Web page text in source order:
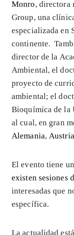
Monro, directora
Group, una
especializada en
continente.
director de la
Ambiental, el
proyecto de
ambiental; el
Bioquímica de la
al cual, en gran
Alemania, Austria
El evento tiene
existen sesiones
interesadas que
específica.
La actualidad